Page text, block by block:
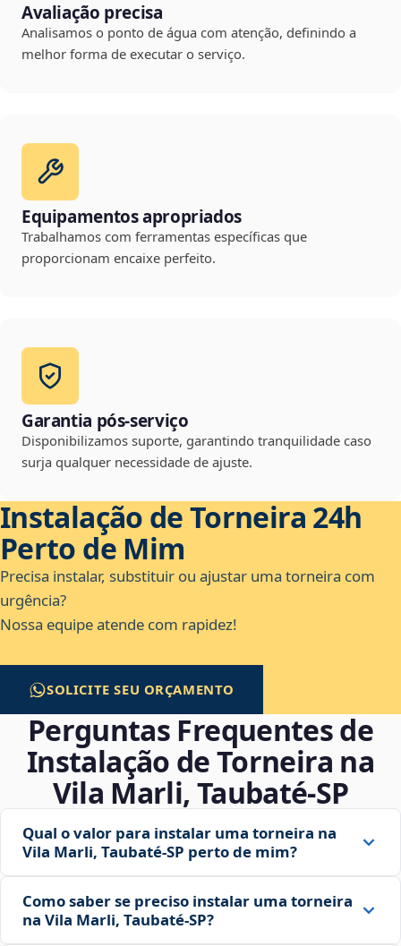
Avaliação precisa
Analisamos o ponto de água com atenção, definindo a
melhor forma de executar o serviço.
Equipamentos apropriados
Trabalhamos com ferramentas específicas que
proporcionam encaixe perfeito.
Garantia pós-serviço
Disponibilizamos suporte, garantindo tranquilidade caso
surja qualquer necessidade de ajuste.
Instalação de Torneira 24h
Perto de Mim
Precisa instalar, substituir ou ajustar uma torneira com
urgência?
Nossa equipe atende com rapidez!
SOLICITE SEU ORÇAMENTO
Perguntas Frequentes de
Instalação de Torneira na
Vila Marli, Taubaté‑SP
Qual o valor para instalar uma torneira na
Vila Marli, Taubaté‑SP perto de mim?
Como saber se preciso instalar uma torneira
na Vila Marli, Taubaté‑SP?